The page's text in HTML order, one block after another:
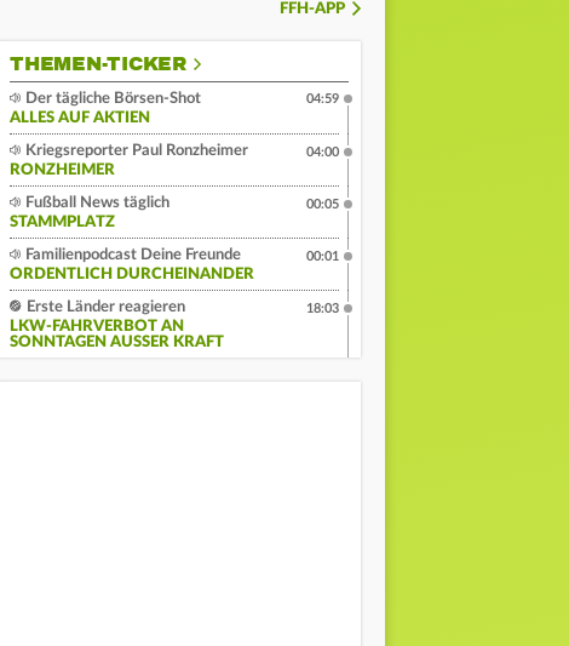
FFH-APP
THEMEN-TICKER
Der tägliche Börsen-Shot
ALLES AUF AKTIEN
04:59
Kriegsreporter Paul Ronzheimer
RONZHEIMER
04:00
Fußball News täglich
STAMMPLATZ
00:05
Familienpodcast Deine Freunde
ORDENTLICH DURCHEINANDER
00:01
Erste Länder reagieren
LKW-FAHRVERBOT AN
SONNTAGEN AUSSER KRAFT
18:03